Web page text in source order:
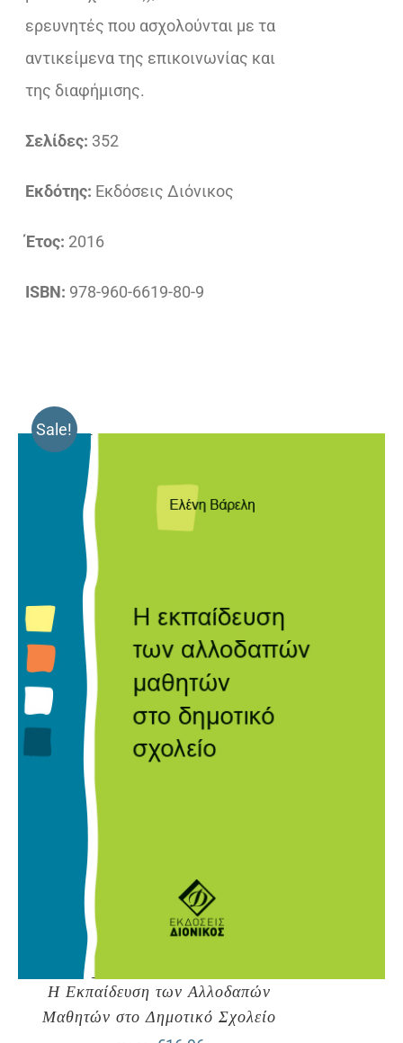
ερευνητές που ασχολούνται με τα
αντικείμενα της επικοινωνίας και
της διαφήμισης.
Σελίδες: 352
Εκδότης: Εκδόσεις Διόνικος
Έτος: 2016
ISBN: 978-960-6619-80-9
Sale!
Η Εκπαίδευση των Αλλοδαπών
Μαθητών στο Δημοτικό Σχολείο